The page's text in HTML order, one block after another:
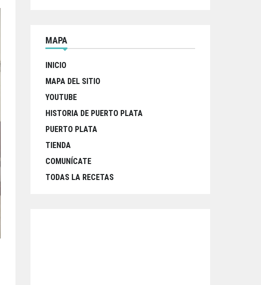
MAPA
INICIO
MAPA DEL SITIO
YOUTUBE
HISTORIA DE PUERTO PLATA
PUERTO PLATA
TIENDA
COMUNÍCATE
TODAS LA RECETAS